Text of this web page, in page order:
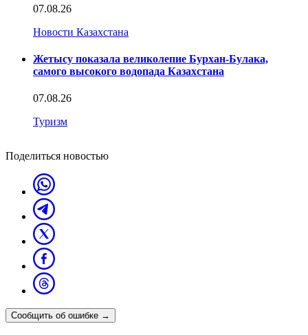
07.08.26
Новости Казахстана
Жетысу показала великолепие Бурхан-Булака,
самого высокого водопада Казахстана
07.08.26
Туризм
Поделиться новостью
Сообщить об ошибке →